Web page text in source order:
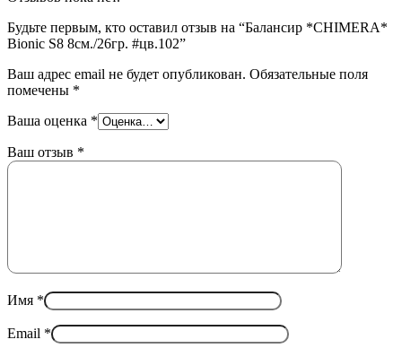
Будьте первым, кто оставил отзыв на “Балансир *CHIMERA*
Bionic S8 8см./26гр. #цв.102”
Ваш адрес email не будет опубликован. Обязательные поля
помечены *
Ваша оценка *
Ваш отзыв *
Имя *
Email *